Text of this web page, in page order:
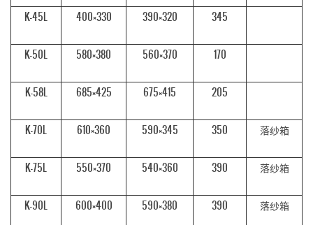
K-45L 400×330 390×320 345
K-50L 580×380 560×370 170
K-58L 685×425 675×415 205
K-70L 610×360 590×345 350 落纱箱
K-75L 550×370 540×360 390 落纱箱
K-90L 600×400 590×380 390 落纱箱